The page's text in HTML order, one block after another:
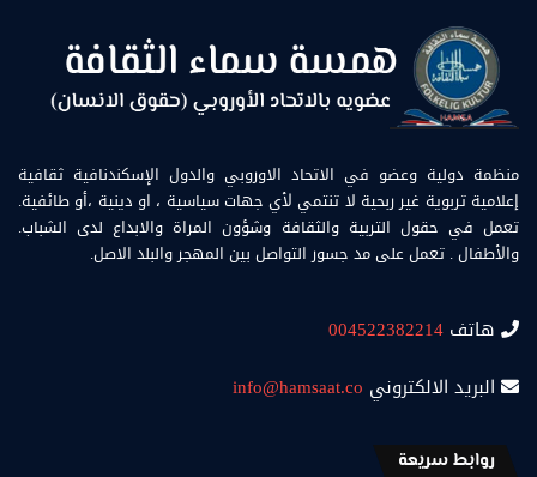
منظمة دولية وعضو في الاتحاد الاوروبي والدول الإسكندنافية ثقافية
إعلامية تربوية غير ربحية لا تنتمي لأي جهات سياسية ، او دينية ،أو طائفية.
تعمل في حقول التربية والثقافة وشؤون المراة والابداع لدى الشباب.
والأطفال . تعمل على مد جسور التواصل بين المهجر والبلد الاصل.
هاتف 004522382214
البريد الالكتروني info@hamsaat.co
روابط سريعة